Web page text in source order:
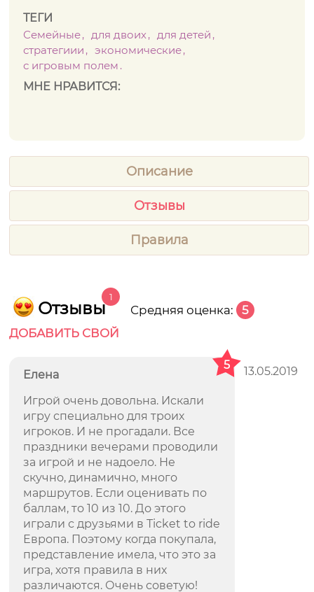
ТЕГИ
Семейные
для двоих
для детей
стратегиии
экономические
с игровым полем
МНЕ НРАВИТСЯ:
Описание
Отзывы
Правила
Отзывы
1
Средняя оценка: 5
ДОБАВИТЬ СВОЙ
Елена 13.05.2019
5
Игрой очень довольна. Искали
игру специально для троих
игроков. И не прогадали. Все
праздники вечерами проводили
за игрой и не надоело. Не
скучно, динамично, много
маршрутов. Если оценивать по
баллам, то 10 из 10. До этого
играли с друзьями в Тicket to ride
Европа. Поэтому когда покупала,
представление имела, что это за
игра, хотя правила в них
различаются. Очень советую!